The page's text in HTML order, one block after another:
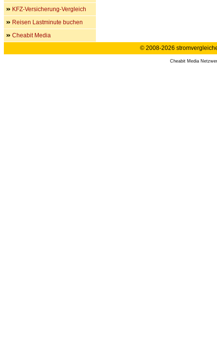
KFZ-Versicherung-Vergleich
Reisen Lastminute buchen
Cheabit Media
© 2008-2026
Cheabit Media